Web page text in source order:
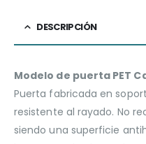
DESCRIPCIÓN
Modelo de puerta PET
Puerta fabricada en
resistente al rayado. No
siendo una superficie